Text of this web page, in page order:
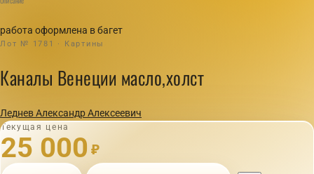
работа оформлена в багет
Лот № 1781 · Картины
Каналы Венеции масло,холст
Леднев Александр Алексеевич
Текущая цена
25 000 ₽